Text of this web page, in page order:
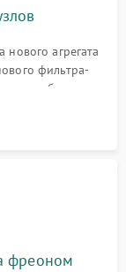
агрегата
фильтра-
обдува,
петель.
фреоном